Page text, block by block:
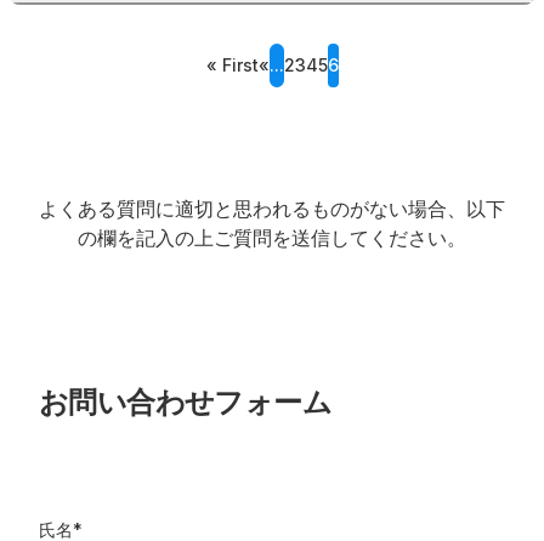
« First«...23456
よくある質問に適切と思われるものがない場合、以下
の欄を記入の上ご質問を送信してください。
お問い合わせフォーム
氏名*